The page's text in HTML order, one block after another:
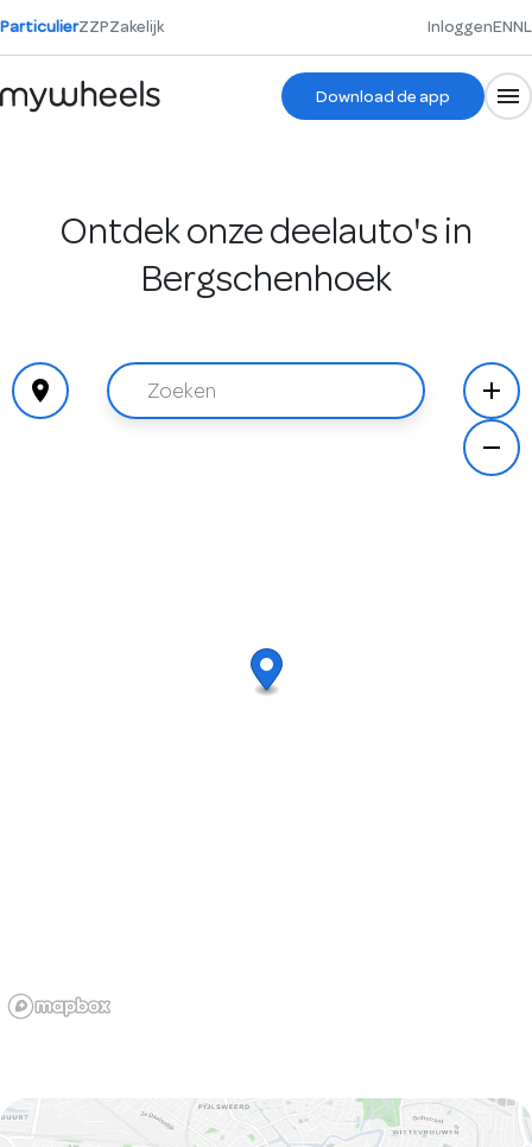
ParticulierZZPZakelijk InloggenENNL
Download de app
Ontdek onze deelauto's in
Bergschenhoek